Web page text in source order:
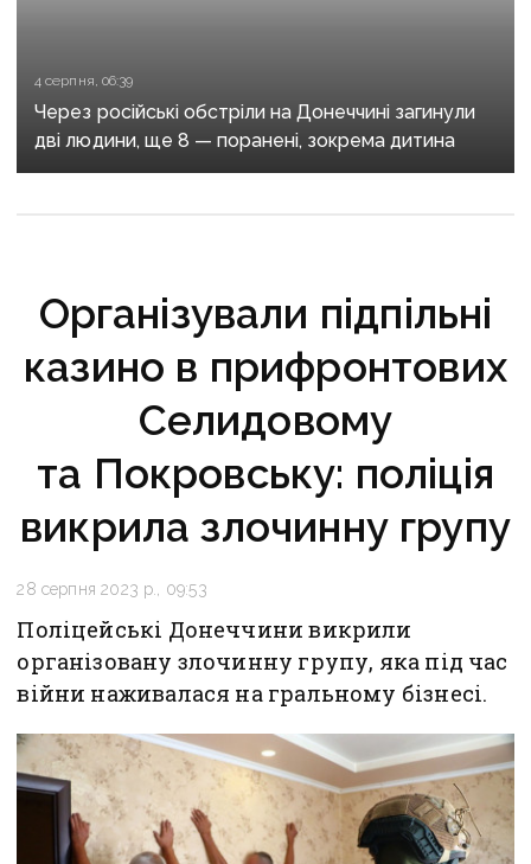
4 серпня, 06:39
Через російські обстріли на Донеччині загинули
дві людини, ще 8 — поранені, зокрема дитина
Організували підпільні
казино в прифронтових
Селидовому
та Покровську: поліція
викрила злочинну групу
28 серпня 2023 р., 09:53
Поліцейські Донеччини викрили
організовану злочинну групу, яка під час
війни наживалася на гральному бізнесі.